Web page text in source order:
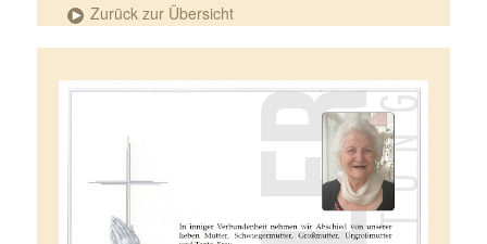
Zurück zur Übersicht